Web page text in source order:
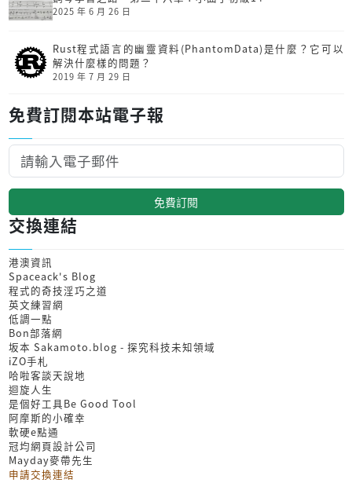
2025 年 6 月 26 日
Rust程式語言的幽靈資料(PhantomData)是什麼？它可以
解決什麼樣的問題？
2019 年 7 月 29 日
免費訂閱本站電子報
免費訂閱
交換連結
港澳資訊
Spaceack's Blog
程式的奇技淫巧之道
英文練習網
低調一點
Bon部落網
坂本 Sakamoto.blog - 探究科技未知領域
iZO手札
哈啦客談天說地
迴旋人生
是個好工具Be Good Tool
阿摩斯的小確幸
軟硬e點通
冠均網頁設計公司
Mayday麥帶先生
申請交換連結